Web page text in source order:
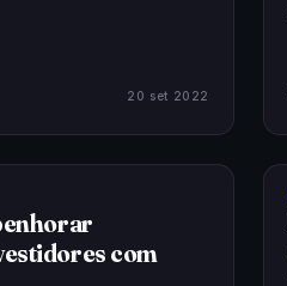
20 set 2022
com